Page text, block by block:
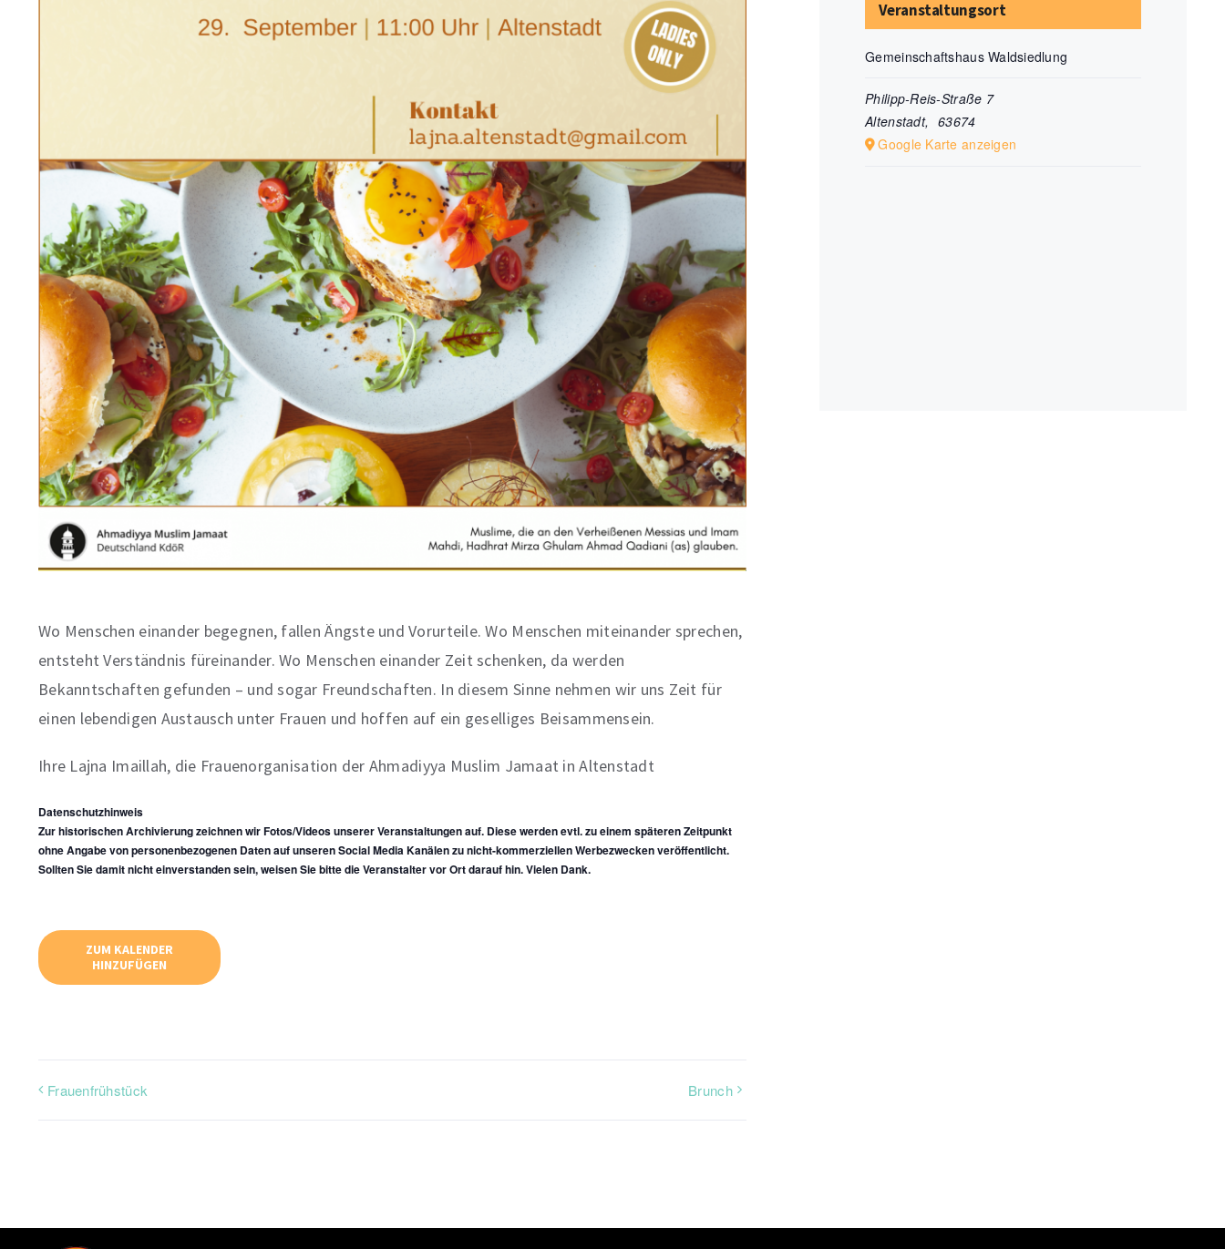
Wo Menschen einander begegnen, fallen Ängste und Vorurteile. Wo Menschen miteinander sprechen,
entsteht Verständnis füreinander. Wo Menschen einander Zeit schenken, da werden
Bekanntschaften gefunden – und sogar Freundschaften. In diesem Sinne nehmen wir uns Zeit für
einen lebendigen Austausch unter Frauen und hoffen auf ein geselliges Beisammensein.
Ihre Lajna Imaillah, die Frauenorganisation der Ahmadiyya Muslim Jamaat in Altenstadt
Datenschutzhinweis
Zur historischen Archivierung zeichnen wir Fotos/Videos unserer Veranstaltungen auf. Diese werden evtl. zu einem späteren Zeitpunkt
ohne Angabe von personenbezogenen Daten auf unseren Social Media Kanälen zu nicht-kommerziellen Werbezwecken veröffentlicht.
Sollten Sie damit nicht einverstanden sein, weisen Sie bitte die Veranstalter vor Ort darauf hin. Vielen Dank.
ZUM KALENDER
HINZUFÜGEN
Frauenfrühstück Brunch
Veranstaltungsort
Gemeinschaftshaus Waldsiedlung
Philipp-Reis-Straße 7
Altenstadt, 63674
Google Karte anzeigen